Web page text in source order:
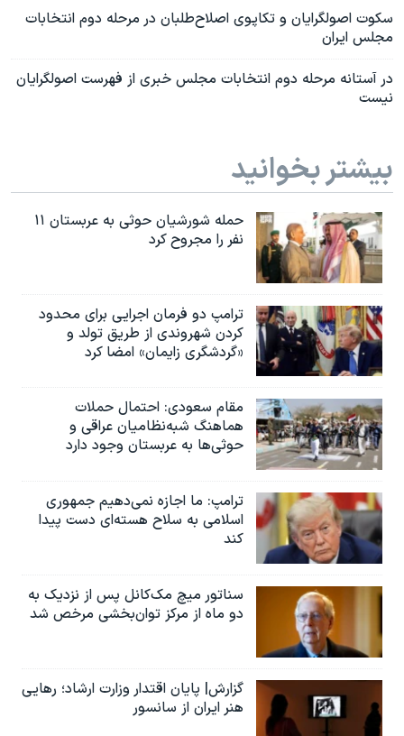
سکوت اصولگرایان و تکاپوی اصلاح‌طلبان در مرحله دوم انتخابات
مجلس ایران
در آستانه مرحله دوم انتخابات مجلس خبری از فهرست اصولگرایان
نیست
بیشتر بخوانید
حمله شورشیان حوثی به عربستان ۱۱
نفر را مجروح کرد
ترامپ دو فرمان اجرایی برای محدود
کردن شهروندی از طریق تولد و
«گردشگری زایمان» امضا کرد
مقام سعودی: احتمال حملات
هماهنگ شبه‌نظامیان عراقی و
حوثی‌ها به عربستان وجود دارد
ترامپ: ما اجازه نمی‌دهیم جمهوری
اسلامی به سلاح هسته‌ای دست پیدا
کند
سناتور میچ مک‌کانل پس از نزدیک به
دو ماه از مرکز توان‌بخشی مرخص شد
گزارش| پایان اقتدار وزارت ارشاد؛ رهایی
هنر ایران از سانسور